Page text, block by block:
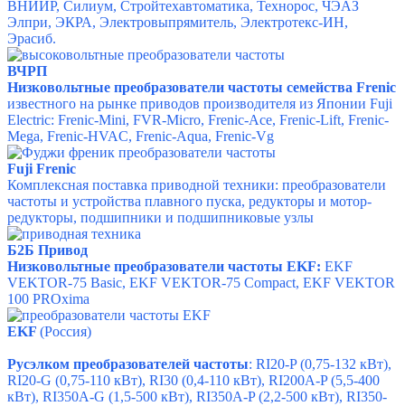
ВНИИР, Силиум, Стройтехавтоматика, Технорос, ЧЭАЗ
Элпри, ЭКРА, Электровыпрямитель, Электротекс-ИН,
Эрасиб.
ВЧРП
Низковольтные преобразователи частоты семейства Frenic
известного на рынке приводов производителя из Японии Fuji
Electric: Frenic-Mini, FVR-Micro, Frenic-Ace, Frenic-Lift, Frenic-
Mega, Frenic-HVAC, Frenic-Aqua, Frenic-Vg
Fuji Frenic
Комплексная поставка приводной техники: преобразователи
частоты и устройства плавного пуска, редукторы и мотор-
редукторы, подшипники и подшипниковые узлы
Б2Б Привод
Низковольтные преобразователи частоты EKF: EKF
VEKTOR-75 Basic, EKF VEKTOR-75 Compact, EKF VEKTOR
100 PROxima
EKF (Россия)
Русэлком преобразователей частоты: RI20-P (0,75-132 кВт),
RI20-G (0,75-110 кВт), RI30 (0,4-110 кВт), RI200A-P (5,5-400
кВт), RI350A-G (1,5-500 кВт), RI350A-P (2,2-500 кВт), RI350-